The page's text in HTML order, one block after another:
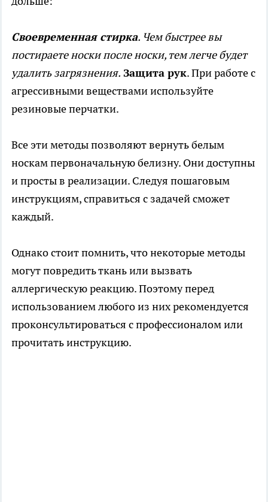
Своевременная стирка. Чем быстрее вы
постираете носки после носки, тем легче будет
удалить загрязнения. Защита рук. При работе с
агрессивными веществами используйте
резиновые перчатки.
Все эти методы позволяют вернуть белым
носкам первоначальную белизну. Они доступны
и просты в реализации. Следуя пошаговым
инструкциям, справиться с задачей сможет
каждый.
Однако стоит помнить, что некоторые методы
могут повредить ткань или вызвать
аллергическую реакцию. Поэтому перед
использованием любого из них рекомендуется
проконсультироваться с профессионалом или
прочитать инструкцию.